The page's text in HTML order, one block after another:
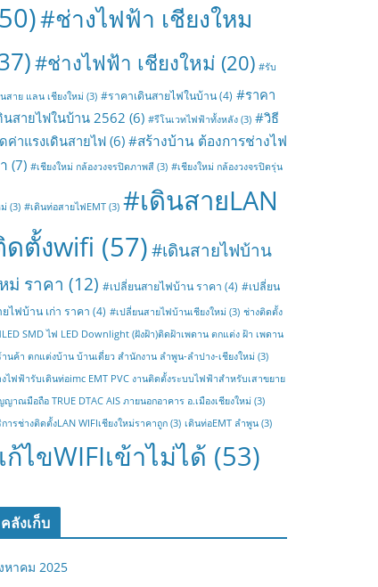
#ช่างไฟฟ้า เชียงใหม
#ช่างไฟฟ้า เชียงใหม่ (20) #รับ
สาย แลน เชียงใหม่ (3) #ราคาเดินสายไฟในบ้าน(4) #ราคา
นสายไฟในบ้าน 2562 (6) #รีโนเวทไฟฟ้าทั้งหลัง (3) #วิธี
ค่าแรงเดินสายไฟ(6) #สร้างบ้าน ต้องการช่างไฟ
(7) #เชียงใหม่ กล้องวงจรปิดภาพสี (3) #เชียงใหม่ กล้องวงจรปิดรุ่น
(3) #เดินท่อสายไฟEMT (3) #เดินสายLAN
ดตั้งwifi (57)#เดินสายไฟบ้าน
ม่ ราคา (12) #เปลี่ยนสายไฟบ้าน ราคา (4) #เปลี่ยน
ยไฟบ้าน เก่า ราคา (4) #เปลี่ยนสายไฟบ้านเชียงใหม่ (3) ช่างติดตั้ง
SMD ไฟ LED Downlight (ฝังฝ้า)ติดฝ้าเพดาน ตกแต่ง ฝ้า เพดาน
านค้า ตกแต่งบ้าน บ้านเดี่ยว สำนักงาน ลำพูน-ลำปาง-เชียงใหม่ (3)
ไฟฟ้ารับเดินท่อimc EMT PVC งานติดตั้งระบบไฟฟ้าสำหรับเสาขยาย
าณมือถือ TRUE DTAC AIS ภายนอกอาคาร อ.เมืองเชียงใหม่ (3)
ารช่างติดตั้งLAN WIFIเชียงใหม่ราคาถูก (3) เดินท่อEMT ลำพูน (3)
ก้ไขWIFIเข้าไม่ได้ (53)
คลังเก็บ
หาคม 2025